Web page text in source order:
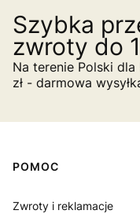
Szybka
zwroty do
Na terenie Polski
zł - darmowa
Linki w stopce
POMOC
Zwroty i reklamacje